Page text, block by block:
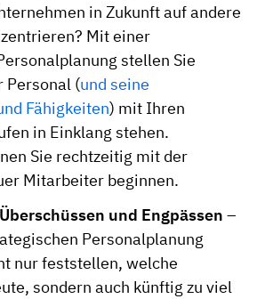
in Zukunft auf andere
Mit einer
stellen Sie
Personal (und seine
Fähigkeiten) mit Ihren
in Einklang stehen.
Sie rechtzeitig mit der
Mitarbeiter beginnen.
und Engpässen –
Personalplanung
nur feststellen, welche
sondern auch künftig zu viel